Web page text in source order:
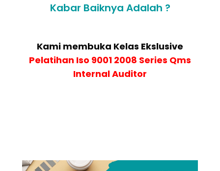
Kabar Baiknya Adalah ?
Kami membuka Kelas Ekslusive
Pelatihan Iso 9001 2008 Series Qms
Internal Auditor